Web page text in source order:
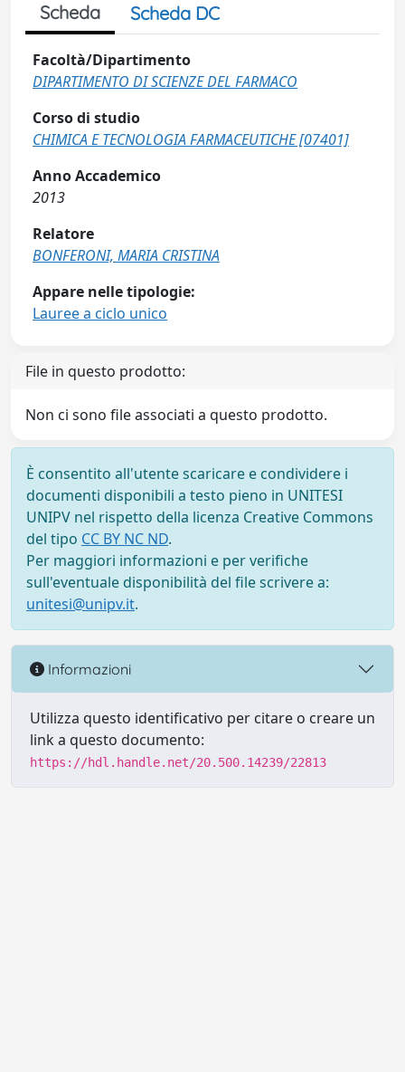
Scheda Scheda DC
Facoltà/Dipartimento
DIPARTIMENTO DI SCIENZE DEL FARMACO
Corso di studio
CHIMICA E TECNOLOGIA FARMACEUTICHE [07401]
Anno Accademico
2013
Relatore
BONFERONI, MARIA CRISTINA
Appare nelle tipologie:
Lauree a ciclo unico
File in questo prodotto:
Non ci sono file associati a questo prodotto.
È consentito all'utente scaricare e condividere i
documenti disponibili a testo pieno in UNITESI
UNIPV nel rispetto della licenza Creative Commons
del tipo CC BY NC ND.
Per maggiori informazioni e per verifiche
sull'eventuale disponibilità del file scrivere a:
unitesi@unipv.it.
Informazioni
Utilizza questo identificativo per citare o creare un
link a questo documento:
https://hdl.handle.net/20.500.14239/22813